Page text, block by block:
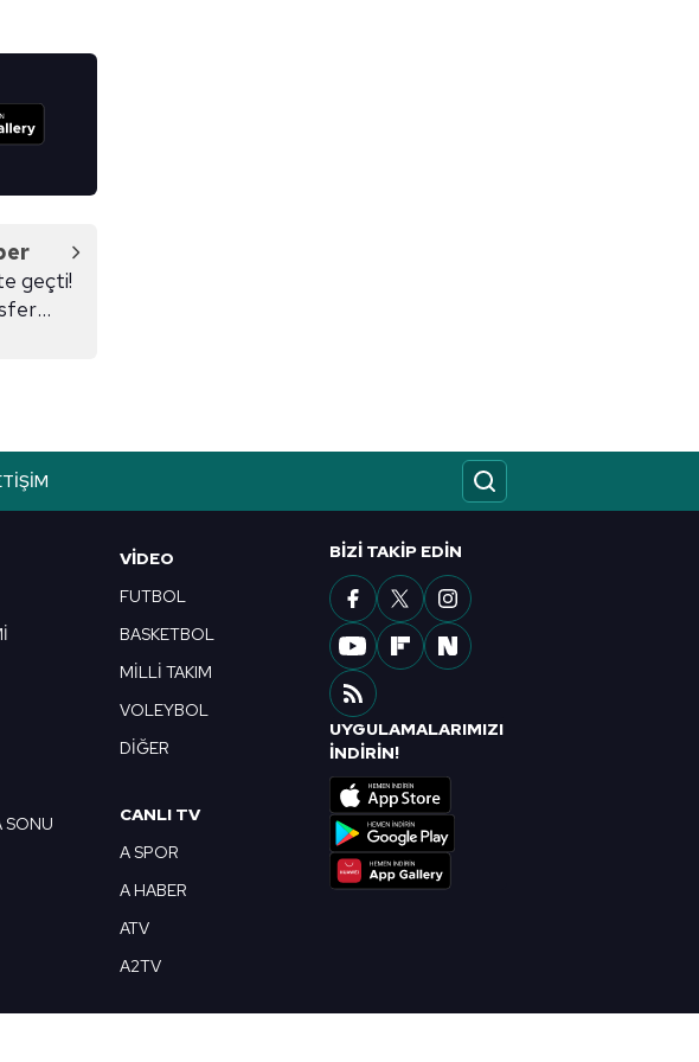
geçti!
SONU
VIDEO
FUTBOL
BASKETBOL
MİLLİ TAKIM
VOLEYBOL
DİĞER
CANLI TV
A SPOR
A HABER
ATV
A2TV
BIZI TAKIP EDIN
UYGULAMALARIMIZI
İNDİRİN!